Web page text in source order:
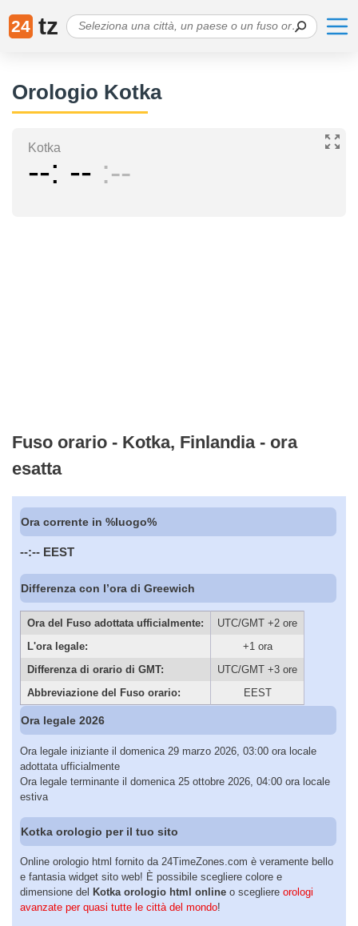
24 tz
Orologio Kotka
Kotka
-- -- --
Fuso orario - Kotka, Finlandia - ora
esatta
Ora corrente in %luogo%
--:-- EEST
Differenza con l’ora di Greewich
Ora del Fuso adottata ufficialmente:
UTC/GMT +2 ore
L'ora legale:
+1 ora
Differenza di orario di GMT:
UTC/GMT +3 ore
Abbreviazione del Fuso orario:
EEST
Ora legale 2026
Ora legale iniziante il domenica 29 marzo 2026, 03:00 ora locale
adottata ufficialmente
Ora legale terminante il domenica 25 ottobre 2026, 04:00 ora locale
estiva
Kotka orologio per il tuo sito
Online orologio html fornito da 24TimeZones.com è veramente bello
e fantasia widget sito web! È possibile scegliere colore e
dimensione del Kotka orologio html online o scegliere orologi
avanzate per quasi tutte le città del mondo!